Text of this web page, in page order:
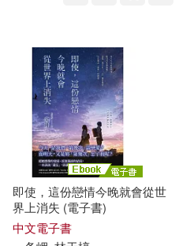
即使，這份戀情今晚就會從世
界上消失 (電子書)
中文電子書